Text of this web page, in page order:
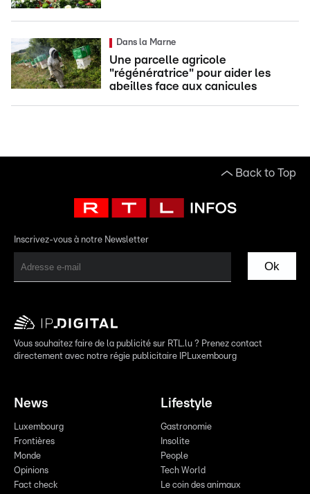
Dans la Marne
Une parcelle agricole
"régénératrice" pour aider les
abeilles face aux canicules
Back to Top
Inscrivez-vous à notre Newsletter
Ok
Vous souhaitez faire de la publicité sur RTL.lu ? Prenez contact
directement avec notre régie publicitaire IPLuxembourg
News
Luxembourg
Frontières
Monde
Opinions
Fact check
Lifestyle
Gastronomie
Insolite
People
Tech World
Le coin des animaux